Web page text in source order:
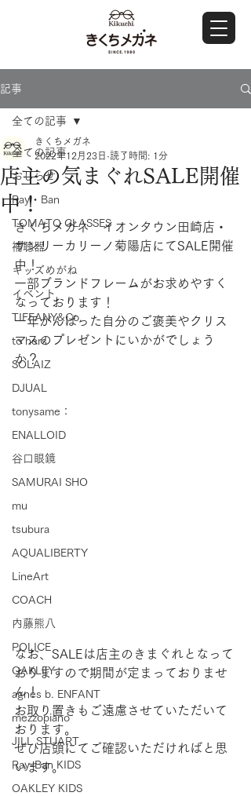
記事
全ての記事
おしらせ
Ray・Ban
TOMATO GLASSES
補聴器
キッズめがね
イベント
TIFFANY&Co.
to hers
SOLAIZ
DJUAL
tonysame：
ENALLOID
谷口眼鏡
SAMURAI SHO
mu
tsubura
AQUALIBERTY
LineArt
COACH
内藤熊八
POLICE
OAKLEY
agnes b. ENFANT
mezzopiano
JILL STUART
Ray-Ban KIDS
OAKLEY KIDS
全ての記事
店主の気まぐれSALE開催
中！
きくちメガネ
2022年12月23日 読了時間: 1分
きくちメガネ　イオンタウン田崎店・
サンリーカリーノ菊陽店にてSALE開催
中！
一部ブランドフレームがお求めやすく
なっております！
一年がんばった自分のご褒美やクリス
マスのプレゼントにいかがでしょう
か？
なお、SALEは店主のきまぐれとなって
おりますので期間が定まっておりませ
ん！
お取り置きもご遠慮させていただいて
おります。
ぜひ店頭にてご確認いただければと思
います。